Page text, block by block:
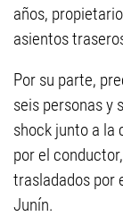
años,
asientos
Por su parte,
seis personas y
shock junto a la
por el
trasladados por
Junín.